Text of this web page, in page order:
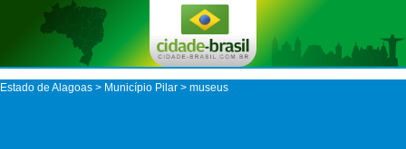
Estado de Alagoas > Município Pilar > museus